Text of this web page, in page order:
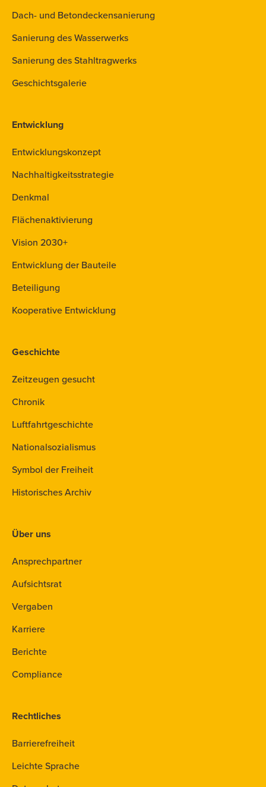
Dach- und Betondeckensanierung
Sanierung des Wasserwerks
Sanierung des Stahltragwerks
Geschichtsgalerie
Entwicklung
Entwicklungskonzept
Nachhaltigkeitsstrategie
Denkmal
Flächenaktivierung
Vision 2030+
Entwicklung der Bauteile
Beteiligung
Kooperative Entwicklung
Geschichte
Zeitzeugen gesucht
Chronik
Luftfahrtgeschichte
Nationalsozialismus
Symbol der Freiheit
Historisches Archiv
Über uns
Ansprechpartner
Aufsichtsrat
Vergaben
Karriere
Berichte
Compliance
Rechtliches
Barrierefreiheit
Leichte Sprache